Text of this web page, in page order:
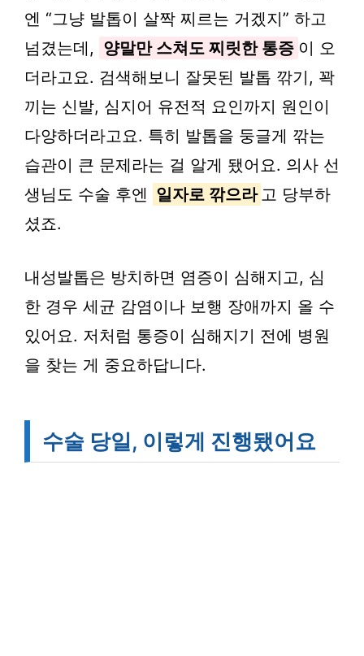
엔 “그냥 발톱이 살짝 찌르는 거겠지” 하고
넘겼는데, 양말만 스쳐도 찌릿한 통증 이 오
더라고요. 검색해보니 잘못된 발톱 깎기, 꽉
끼는 신발, 심지어 유전적 요인까지 원인이
다양하더라고요. 특히 발톱을 둥글게 깎는
습관이 큰 문제라는 걸 알게 됐어요. 의사 선
생님도 수술 후엔 일자로 깎으라 고 당부하
셨죠.
내성발톱은 방치하면 염증이 심해지고, 심
한 경우 세균 감염이나 보행 장애까지 올 수
있어요. 저처럼 통증이 심해지기 전에 병원
을 찾는 게 중요하답니다.
수술 당일, 이렇게 진행됐어요